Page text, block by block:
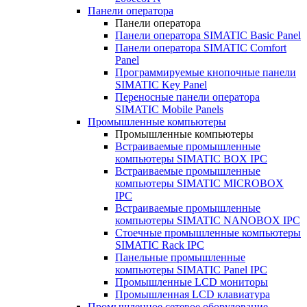
Панели оператора
Панели оператора
Панели оператора SIMATIC Basic Panel
Панели оператора SIMATIC Comfort
Panel
Программируемые кнопочные панели
SIMATIC Key Panel
Переносные панели оператора
SIMATIC Mobile Panels
Промышленные компьютеры
Промышленные компьютеры
Встраиваемые промышленные
компьютеры SIMATIC BOX IPC
Встраиваемые промышленные
компьютеры SIMATIC MICROBOX
IPC
Встраиваемые промышленные
компьютеры SIMATIC NANOBOX IPC
Стоечные промышленные компьютеры
SIMATIC Rack IPC
Панельные промышленные
компьютеры SIMATIC Panel IPC
Промышленные LCD мониторы
Промышленная LCD клавиатура